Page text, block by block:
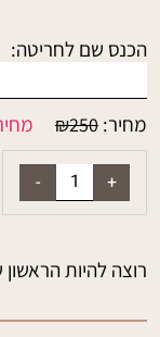
הכנס שם לחריטה:
מחיר: ₪250
רוצה להיות